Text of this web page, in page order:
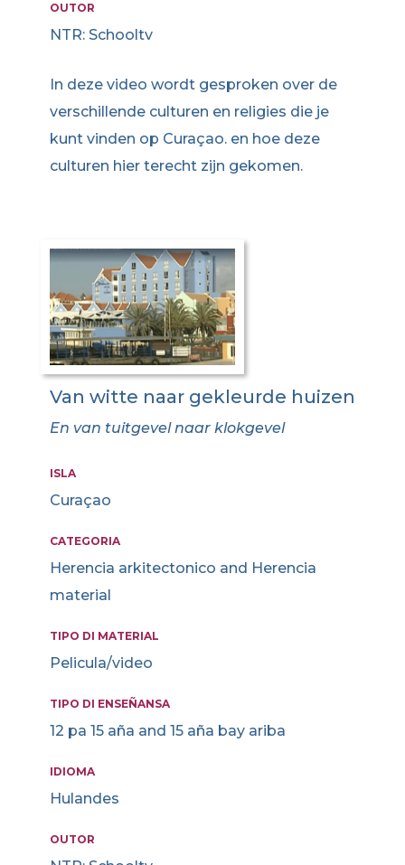
OUTOR
NTR: Schooltv
In deze video wordt gesproken over de
verschillende culturen en religies die je
kunt vinden op Curaçao. en hoe deze
culturen hier terecht zijn gekomen.
Van witte naar gekleurde huizen
En van tuitgevel naar klokgevel
ISLA
Curaçao
CATEGORIA
Herencia arkitectonico and Herencia
material
TIPO DI MATERIAL
Pelicula/video
TIPO DI ENSEÑANSA
12 pa 15 aña and 15 aña bay ariba
IDIOMA
Hulandes
OUTOR